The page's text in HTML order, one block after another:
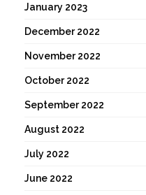
January 2023
December 2022
November 2022
October 2022
September 2022
August 2022
July 2022
June 2022